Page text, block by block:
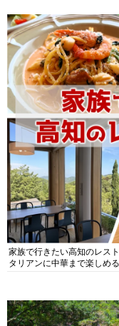
家族で行きたい高知のレス
タリアンに中華まで楽しめる